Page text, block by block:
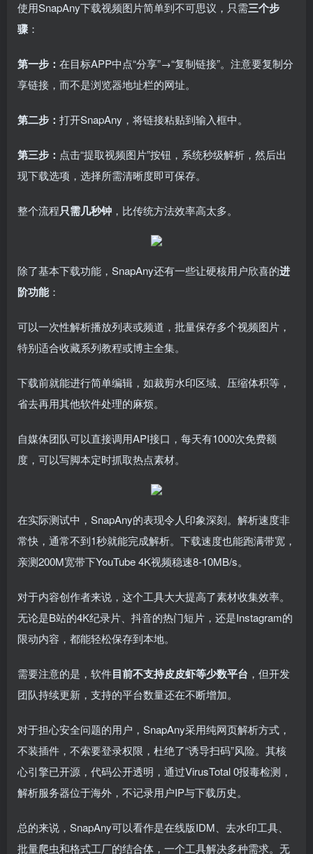
使用SnapAny下载视频图片简单到不可思议，只需三个步
骤 ：
第一步： 在目标APP中点“分享”→“复制链接”。注意要复制分
享链接，而不是浏览器地址栏的网址。
第二步： 打开SnapAny，将链接粘贴到输入框中。
第三步： 点击“提取视频图片”按钮，系统秒级解析，然后出
现下载选项，选择所需清晰度即可保存。
整个流程只需几秒钟 ，比传统方法效率高太多。
除了基本下载功能，SnapAny还有一些让硬核用户欣喜的进
阶功能：
可以一次性解析播放列表或频道，批量保存多个视频图片，
特别适合收藏系列教程或博主全集。
下载前就能进行简单编辑，如裁剪水印区域、压缩体积等，
省去再用其他软件处理的麻烦。
自媒体团队可以直接调用API接口，每天有1000次免费额
度，可以写脚本定时抓取热点素材。
在实际测试中，SnapAny的表现令人印象深刻。解析速度非
常快，通常不到1秒就能完成解析。下载速度也能跑满带宽，
亲测200M宽带下YouTube 4K视频稳速8-10MB/s。
对于内容创作者来说，这个工具大大提高了素材收集效率。
无论是B站的4K纪录片、抖音的热门短片，还是Instagram的
限动内容，都能轻松保存到本地。
需要注意的是，软件目前不支持皮皮虾等少数平台 ，但开发
团队持续更新，支持的平台数量还在不断增加。
对于担心安全问题的用户，SnapAny采用纯网页解析方式，
不装插件，不索要登录权限，杜绝了“诱导扫码”风险。其核
心引擎已开源，代码公开透明，通过VirusTotal 0报毒检测，
解析服务器位于海外，不记录用户IP与下载历史。
总的来说，SnapAny可以看作是在线版IDM、去水印工具、
批量爬虫和格式工厂的结合体，一个工具解决多种需求。无